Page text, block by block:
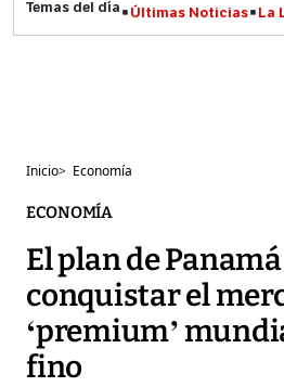
Últimas Noticias La
Inicio> Economía
ECONOMÍA
El plan de
conquistar el
‘premium’
fino